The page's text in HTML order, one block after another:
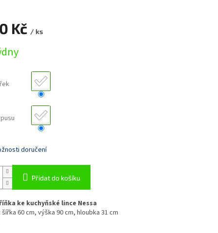
Kč / ks
doručení
Přidat do košíku
ke kuchyňské lince Nessa
60 cm, výška 90 cm, hloubka 31 cm